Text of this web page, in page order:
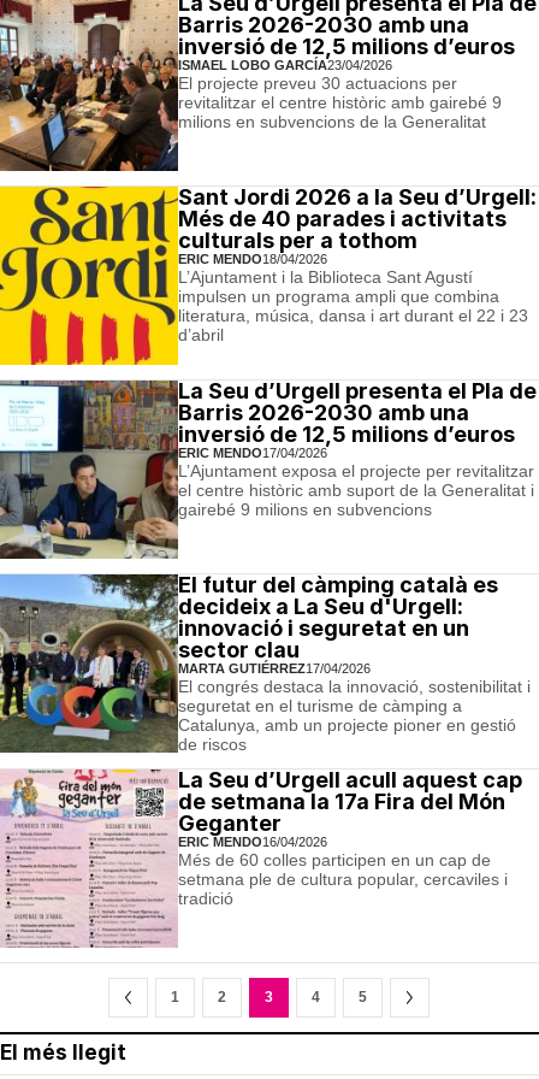
Barris 2026-2030 amb una
inversió de 12,5 milions d’euros
ISMAEL LOBO GARCÍA23/04/2026
El projecte preveu 30 actuacions per
revitalitzar el centre històric amb gairebé 9
milions en subvencions de la Generalitat
Sant Jordi 2026 a la Seu d’Urgell:
Més de 40 parades i activitats
culturals per a tothom
ERIC MENDO18/04/2026
L’Ajuntament i la Biblioteca Sant Agustí
impulsen un programa ampli que combina
literatura, música, dansa i art durant el 22 i 23
d’abril
La Seu d’Urgell presenta el Pla de
Barris 2026-2030 amb una
inversió de 12,5 milions d’euros
ERIC MENDO17/04/2026
L’Ajuntament exposa el projecte per revitalitzar
el centre històric amb suport de la Generalitat i
gairebé 9 milions en subvencions
El futur del càmping català es
decideix a La Seu d'Urgell:
innovació i seguretat en un
sector clau
MARTA GUTIÉRREZ17/04/2026
El congrés destaca la innovació, sostenibilitat i
seguretat en el turisme de càmping a
Catalunya, amb un projecte pioner en gestió
de riscos
La Seu d’Urgell acull aquest cap
de setmana la 17a Fira del Món
Geganter
ERIC MENDO16/04/2026
Més de 60 colles participen en un cap de
setmana ple de cultura popular, cercaviles i
tradició
1 2 3 4 5
El més llegit